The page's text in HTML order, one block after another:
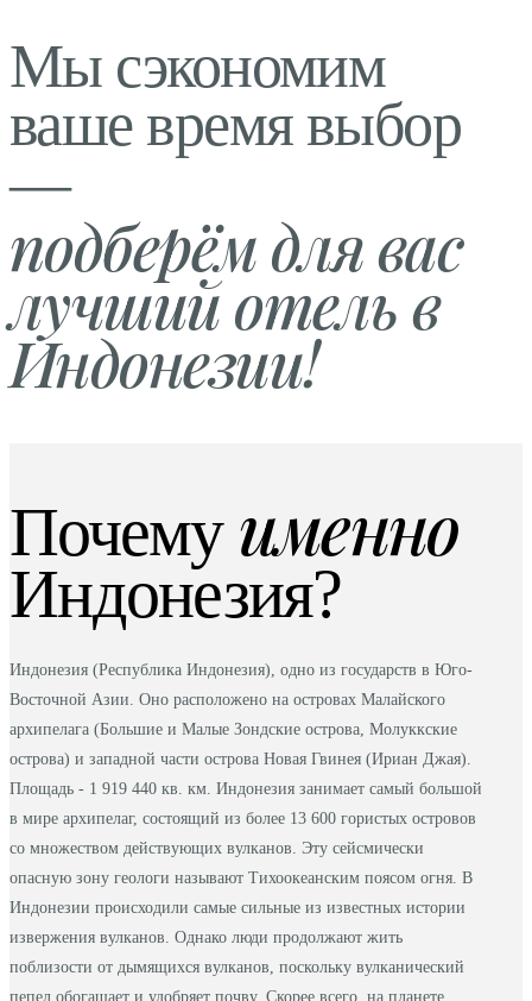
Мы сэкономим
ваше время выбор
—
подберём для вас
лучший отель в
Индонезии!
Почему именно
Индонезия?
Индонезия (Республика Индонезия), одно из государств в Юго-
Восточной Азии. Оно расположено на островах Малайского
архипелага (Большие и Малые Зондские острова, Молуккские
острова) и западной части острова Новая Гвинея (Ириан Джая).
Площадь - 1 919 440 кв. км. Индонезия занимает самый большой
в мире архипелаг, состоящий из более 13 600 гористых островов
со множеством действующих вулканов. Эту сейсмически
опасную зону геологи называют Тихоокеанским поясом огня. В
Индонезии происходили самые сильные из известных истории
извержения вулканов. Однако люди продолжают жить
поблизости от дымящихся вулканов, поскольку вулканический
пепел обогащает и удобряет почву. Скорее всего, на планете